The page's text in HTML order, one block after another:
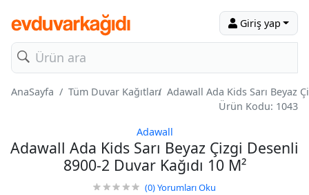
Giriş yap
AnaSayfa Tüm Duvar Kağıtları Adawall Ada Kids Sarı Beyaz
Ürün Kodu: 1043
Adawall
Adawall Ada Kids Sarı Beyaz Çizgi Desenli
8900-2 Duvar Kağıdı 10 M²
(0)Yorumları Oku